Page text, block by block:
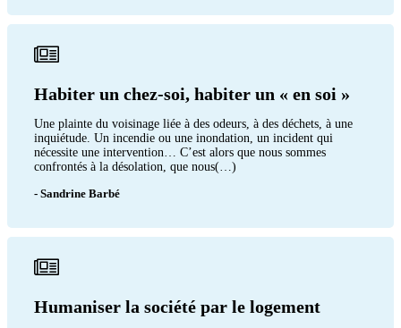
Habiter un chez-soi, habiter un « en soi »
Une plainte du voisinage liée à des odeurs, à des déchets, à une
inquiétude. Un incendie ou une inondation, un incident qui
nécessite une intervention… C’est alors que nous sommes
confrontés à la désolation, que nous(…)
- Sandrine Barbé
Humaniser la société par le logement